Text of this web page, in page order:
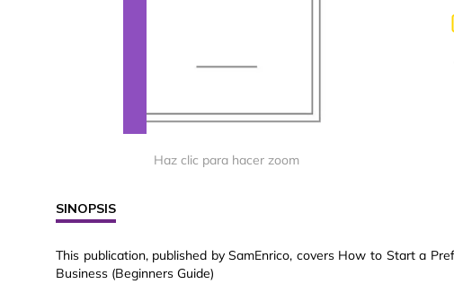
Haz clic para hacer zoom
SINOPSIS
This publication, published by SamEnrico, covers How to Start a
Business (Beginners Guide)